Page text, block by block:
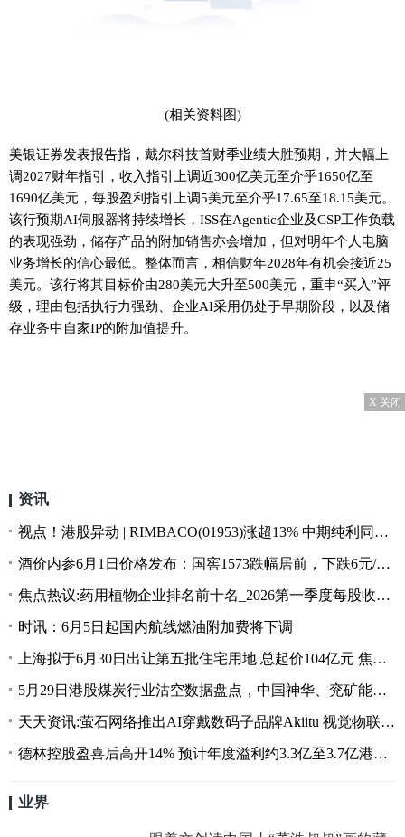
(相关资料图)
美银证券发表报告指，戴尔科技首财季业绩大胜预期，并大幅上
调2027财年指引，收入指引上调近300亿美元至介乎1650亿至
1690亿美元，每股盈利指引上调5美元至介乎17.65至18.15美元。
该行预期AI伺服器将持续增长，ISS在Agentic企业及CSP工作负载
的表现强劲，储存产品的附加销售亦会增加，但对明年个人电脑
业务增长的信心最低。整体而言，相信财年2028年有机会接近25
美元。该行将其目标价由280美元大升至500美元，重申“买入”评
级，理由包括执行力强劲、企业AI采用仍处于早期阶段，以及储
存业务中自家IP的附加值提升。
X 关闭
资讯
视点！港股异动 | RIMBACO(01953)涨超13% 中期纯利同比增长398% 收益增超五成
酒价内参6月1日价格发布：国窖1573跌幅居前，下跌6元/瓶，失守890元
焦点热议:药用植物企业排名前十名_2026第一季度每股收益10大排行榜
时讯：6月5日起国内航线燃油附加费将下调
上海拟于6月30日出让第五批住宅用地 总起价104亿元 焦点速递
5月29日港股煤炭行业沽空数据盘点，中国神华、兖矿能源、中煤能源沽空金额位居行业前三
天天资讯:萤石网络推出AI穿戴数码子品牌Akiitu 视觉物联网战略从固定向移动场景延伸
德林控股盈喜后高开14% 预计年度溢利约3.3亿至3.7亿港元|当前看点
业界